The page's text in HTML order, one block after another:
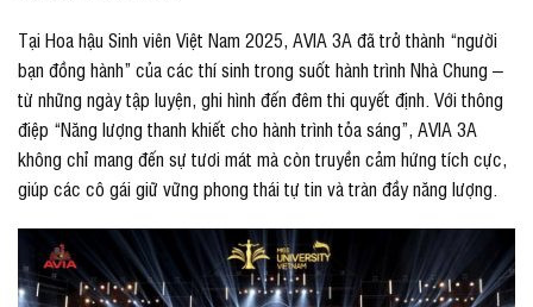
Tại Hoa hậu Sinh viên Việt Nam 2025, AVIA 3A đã trở thành “người
bạn đồng hành” của các thí sinh trong suốt hành trình Nhà Chung –
từ những ngày tập luyện, ghi hình đến đêm thi quyết định. Với thông
điệp “Năng lượng thanh khiết cho hành trình tỏa sáng”, AVIA 3A
không chỉ mang đến sự tươi mát mà còn truyền cảm hứng tích cực,
giúp các cô gái giữ vững phong thái tự tin và tràn đầy năng lượng.